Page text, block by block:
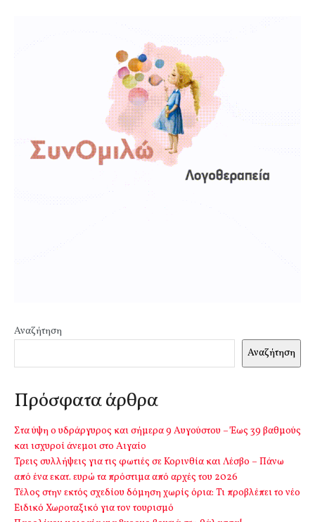
Αναζήτηση
Αναζήτηση
Πρόσφατα άρθρα
Στα ύψη ο υδράργυρος και σήμερα 9 Αυγούστου – Έως 39 βαθμούς
και ισχυροί άνεμοι στο Αιγαίο
Τρεις συλλήψεις για τις φωτιές σε Κορινθία και Λέσβο – Πάνω
από ένα εκατ. ευρώ τα πρόστιμα από αρχές του 2026
Τέλος στην εκτός σχεδίου δόμηση χωρίς όρια: Τι προβλέπει το νέο
Ειδικό Χωροταξικό για τον τουρισμό